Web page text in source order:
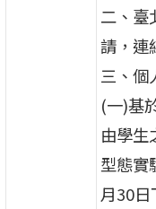
二、臺
請，連
三、個
(一)基
由學生
型態實
月30